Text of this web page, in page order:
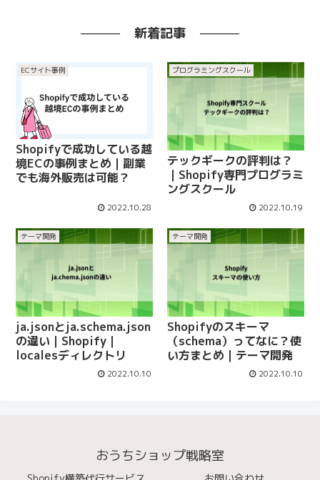
新着記事
ECサイト事例
Shopifyで成功している越
境ECの事例まとめ｜副業
でも海外販売は可能？
2022.10.28
プログラミングスクール
テックギークの評判は？
｜Shopify専門プログラミ
ングスクール
2022.10.19
テーマ開発
ja.jsonとja.schema.json
の違い｜Shopify｜
localesディレクトリ
2022.10.10
テーマ開発
Shopifyのスキーマ
（schema）ってなに？使
い方まとめ｜テーマ開発
2022.10.10
おうちショップ戦略室